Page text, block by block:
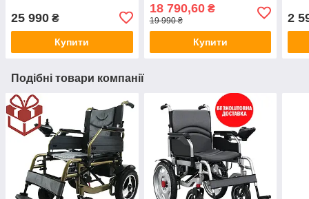
25 990 ₴
Купити
18 790,60₴
19 990 ₴
Купити
2
Подібні товари компанії